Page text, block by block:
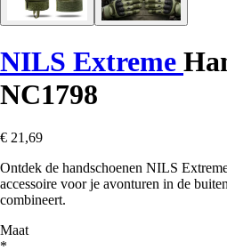
NILS Extreme
NC1798
€ 21,69
Ontdek de handschoenen NILS
accessoire voor je avonturen in de
combineert.
Maat
*